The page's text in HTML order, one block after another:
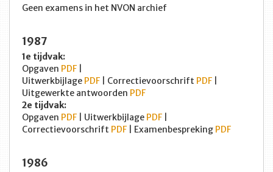
Geen examens in het NVON archief
1987
1e tijdvak:
Opgaven PDF
Uitwerkbijlage PDF | Correctievoorschrift PDF
Uitgewerkte antwoorden PDF
2e tijdvak:
Opgaven PDF | Uitwerkbijlage PDF
Correctievoorschrift PDF | Examenbespreking PDF
1986